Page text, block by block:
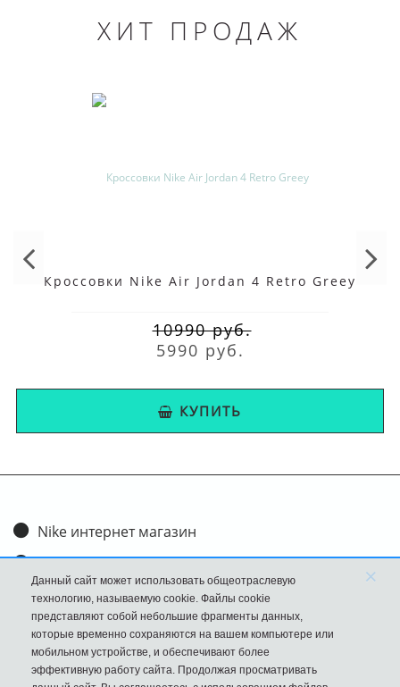
ХИТ ПРОДАЖ
Кроссовки Nike Air Jordan 4 Retro Greey
10990 руб.
5990 руб.
КУПИТЬ
Nike интернет магазин
Доставка и оплата
Обмен и возврат
Размеры
FAQ
Данный сайт может использовать общеотраслевую
технологию, называемую cookie. Файлы cookie
представляют собой небольшие фрагменты данных,
которые временно сохраняются на вашем компьютере или
мобильном устройстве, и обеспечивают более
эффективную работу сайта. Продолжая просматривать
×